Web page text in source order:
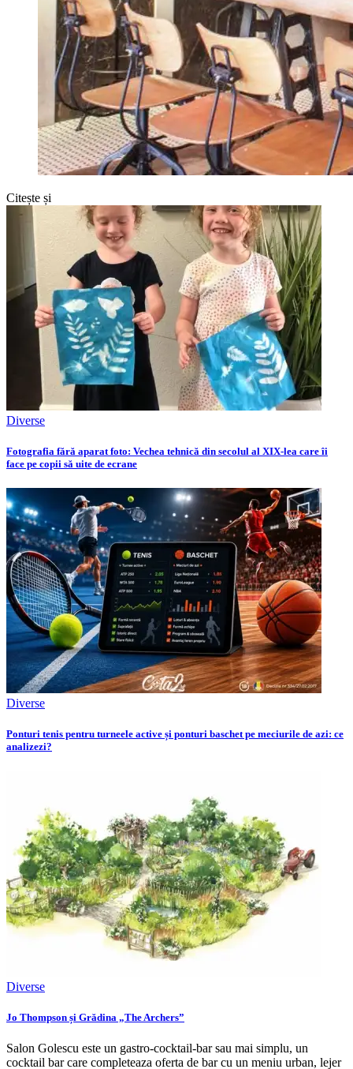
Citește și
Diverse
Fotografia fără aparat foto: Vechea tehnică din secolul al XIX-lea care îi
face pe copii să uite de ecrane
Diverse
Ponturi tenis pentru turneele active și ponturi baschet pe meciurile de azi: ce
analizezi?
Diverse
Jo Thompson și Grădina „The Archers”
Salon Golescu este un gastro-cocktail-bar sau mai simplu, un
cocktail bar care completeaza oferta de bar cu un meniu urban, lejer